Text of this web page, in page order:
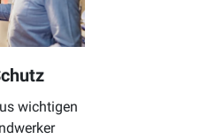
wichtigen